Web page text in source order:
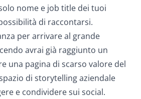
nome e job title dei tuoi
di raccontarsi.
per arrivare al grande
avrai già raggiunto un
una pagina di scarso valore del
di storytelling aziendale
e condividere sui social.